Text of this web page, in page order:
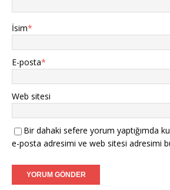
İsim*
E-posta*
Web sitesi
Bir dahaki sefere yorum yaptığımda
e-posta adresimi ve web sitesi adresimi